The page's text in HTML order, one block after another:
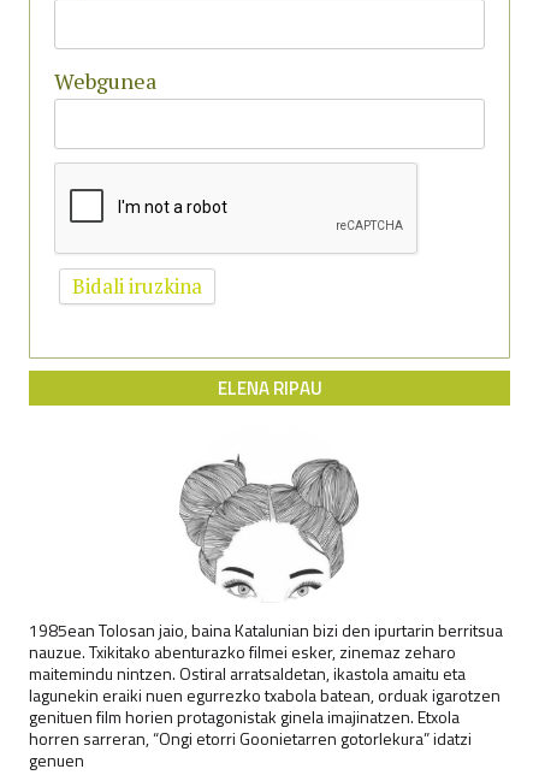
Webgunea
ELENA RIPAU
1985ean Tolosan jaio, baina Katalunian bizi den ipurtarin berritsua
nauzue. Txikitako abenturazko filmei esker, zinemaz zeharo
maitemindu nintzen. Ostiral arratsaldetan, ikastola amaitu eta
lagunekin eraiki nuen egurrezko txabola batean, orduak igarotzen
genituen film horien protagonistak ginela imajinatzen. Etxola
horren sarreran, “Ongi etorri Goonietarren gotorlekura” idatzi
genuen